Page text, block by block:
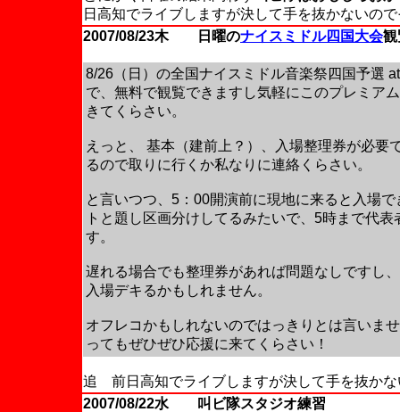
日高知でライブしますが決して手を抜かないの
2007/08/23木 日曜のナイスミドル四国大会観
8/26（日）の全国ナイスミドル音楽祭四国予選
で、無料で観覧できますし気軽にこのプレミア
きてくらさい。
えっと、 基本（建前上？）、入場整理券が必
るので取りに行くか私なりに連絡くらさい。
と言いつつ、5：00開演前に現地に来ると入場
トと題し区画分けしてるみたいで、5時まで代
す。
遅れる場合でも整理券があれば問題なしですし
入場デキるかもしれません。
オフレコかもしれないのではっきりとは言いま
ってもぜひぜひ応援に来てくらさい！
追 前日高知でライブしますが決して手を抜か
2007/08/22水 叫ビ隊スタジオ練習